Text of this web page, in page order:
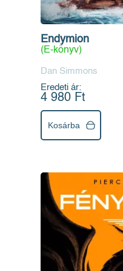
Endymion
(E-könyv)
Dan Simmons
Eredeti ár:
4 980 Ft
Kosárba